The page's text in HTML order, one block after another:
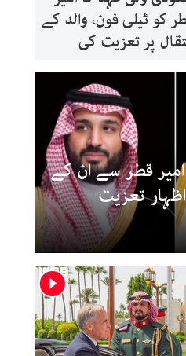
کو ٹیلی فون، والد کے
پر تعزیت کی
قطر سے ان کے
تعزیت